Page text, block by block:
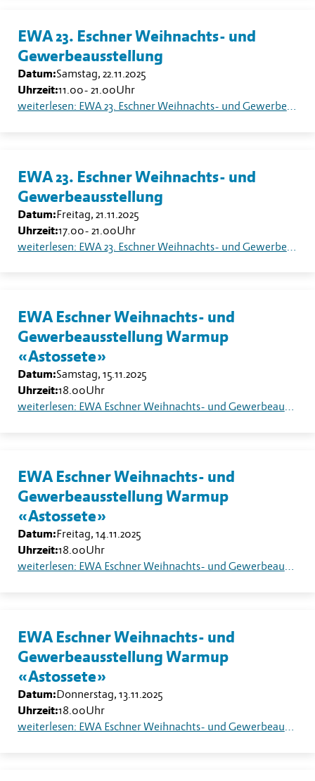
EWA 23. Eschner Weihnachts- und
Gewerbeausstellung
Datum:Samstag, 22.11.2025
Uhrzeit:11.00- 21.00Uhr
weiterlesen: EWA 23. Eschner Weihnachts- und Gewerbeausstellung
EWA 23. Eschner Weihnachts- und
Gewerbeausstellung
Datum:Freitag, 21.11.2025
Uhrzeit:17.00- 21.00Uhr
weiterlesen: EWA 23. Eschner Weihnachts- und Gewerbeausstellung
EWA Eschner Weihnachts- und
Gewerbeausstellung Warmup
«Astossete»
Datum:Samstag, 15.11.2025
Uhrzeit:18.00Uhr
weiterlesen: EWA Eschner Weihnachts- und Gewerbeausstellung Warmup «Astossete»
EWA Eschner Weihnachts- und
Gewerbeausstellung Warmup
«Astossete»
Datum:Freitag, 14.11.2025
Uhrzeit:18.00Uhr
weiterlesen: EWA Eschner Weihnachts- und Gewerbeausstellung Warmup «Astossete»
EWA Eschner Weihnachts- und
Gewerbeausstellung Warmup
«Astossete»
Datum:Donnerstag, 13.11.2025
Uhrzeit:18.00Uhr
weiterlesen: EWA Eschner Weihnachts- und Gewerbeausstellung Warmup «Astossete»